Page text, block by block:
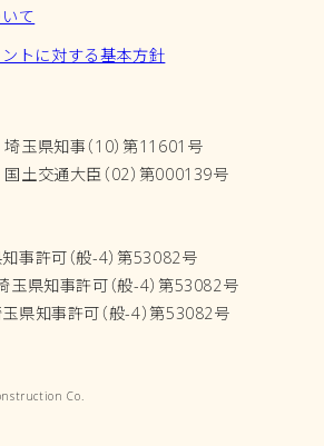
て
トに対する基本方針
玉県知事（10）第11601号
土交通大臣（02）第000139号
事許可（般-4）第53082号
玉県知事許可（般-4）第53082号
県知事許可（般-4）第53082号
Co.